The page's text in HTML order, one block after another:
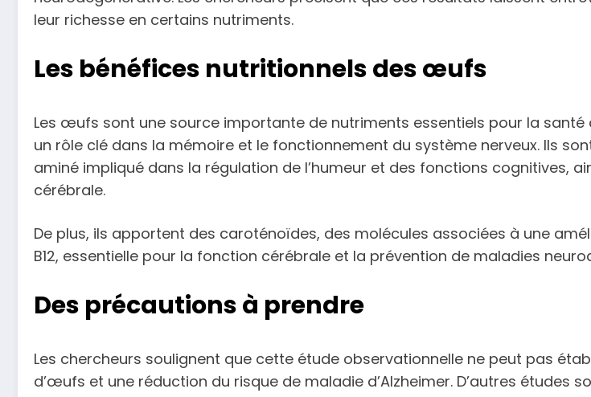
leur richesse en certains nutriments.
Les bénéfices nutritionnels des œufs
Les œufs sont une source importante de nutriments essentiels pour la
un rôle clé dans la mémoire et le fonctionnement du système nerveux. Ils
aminé impliqué dans la régulation de l’humeur et des fonctions cognitives,
cérébrale.
De plus, ils apportent des caroténoïdes, des molécules associées à une
B12, essentielle pour la fonction cérébrale et la prévention de maladies
Des précautions à prendre
Les chercheurs soulignent que cette étude observationnelle ne peut pas
d’œufs et une réduction du risque de maladie d’Alzheimer. D’autres études